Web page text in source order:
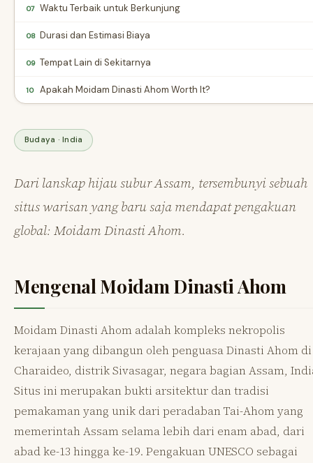
07 Waktu Terbaik untuk Berkunjung
08 Durasi dan Estimasi Biaya
09 Tempat Lain di Sekitarnya
10 Apakah Moidam Dinasti Ahom Worth It?
Budaya · India
Dari lanskap hijau subur Assam, tersembunyi sebuah
situs warisan yang baru saja mendapat pengakuan
global: Moidam Dinasti Ahom.
Mengenal Moidam Dinasti Ahom
Moidam Dinasti Ahom adalah kompleks nekropolis
kerajaan yang dibangun oleh penguasa Dinasti Ahom di
Charaideo, distrik Sivasagar, negara bagian Assam,
Situs ini merupakan bukti arsitektur dan tradisi
pemakaman yang unik dari peradaban Tai-Ahom yang
memerintah Assam selama lebih dari enam abad, dari
abad ke-13 hingga ke-19. Pengakuan UNESCO sebagai